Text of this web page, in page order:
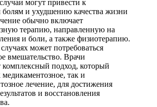
могут привести к
и ухудшению качества жизни
обычно включает
терапию, направленную на
и боли, а также физиотерапию.
может потребоваться
вмешательство. Врачи
комплексный подход, который
медикаментозное, так и
лечение, для достижения
и восстановления